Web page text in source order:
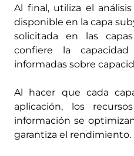
Al final, utiliza el
disponible en la capa
solicitada en las
confiere la
informadas sobre
Al hacer que cada
aplicación, los
información se
garantiza el rendimiento.